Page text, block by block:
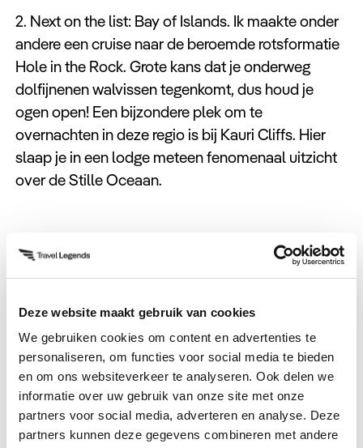
Deze website maakt gebruik van cookies
We gebruiken cookies om content en advertenties te
personaliseren, om functies voor social media te bieden
en om ons websiteverkeer te analyseren. Ook delen we
informatie over uw gebruik van onze site met onze
partners voor social media, adverteren en analyse. Deze
partners kunnen deze gegevens combineren met andere
2. Next on the list: Bay of Islands. Ik maakte onder
andere een cruise naar de beroemde rotsformatie
Hole in the Rock. Grote kans dat je onderweg
dolfijnenen walvissen tegenkomt, dus houd je
ogen open! Een bijzondere plek om te
overnachten in deze regio is bij Kauri Cliffs. Hier
slaap je in een lodge meteen fenomenaal uitzicht
over de Stille Oceaan.
Rotorua
3. Rotorua staat ongetwijfeld op je travel
bucketlist. Dit dorp is een geothermisch
hoogstandje met verschillende
warmwaterbronnen, geisers en zwavelpoelen.
Ook kun je hier een kijkje nemen in de
eeuwenoude Maori-cultuur. Volg één van de